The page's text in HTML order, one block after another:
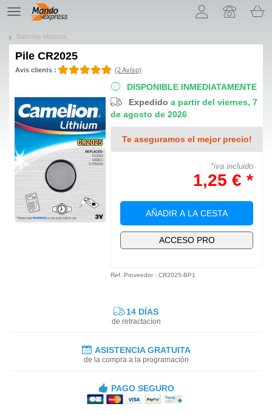
TE
navigation
Baterías Mandos
Pile CR2025
Avis clients : (2 Avíso)
DISPONIBLE INMEDIATAMENTE
Expedidoa partir del viernes, 7
de agosto de 2026
Te aseguramos el mejor precio!
*iva incluido
1,25 € *
AÑADIR A LA CESTA
ACCESO PRO
Ref. Proveedor : CR2025-BP1
14 DÍAS
de retractacíon
ASISTENCIA GRATUITA
de la compra a la programación
PAGO SEGURO
¡Permítenos presentarte nuestras cookies!